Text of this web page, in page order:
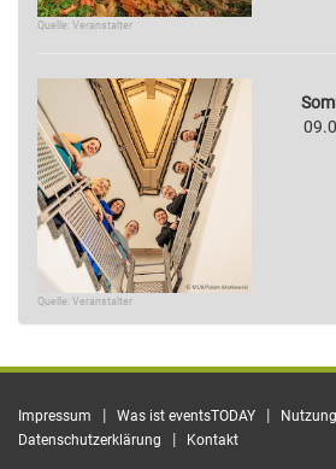
Quelle: Veranstalter
Quelle: Veranstalter
Impressum | Was ist eventsTODAY |
Datenschutzerklärung | Kontakt